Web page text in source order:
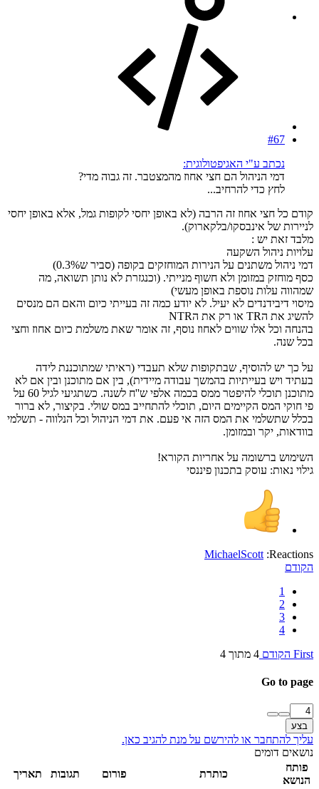
#67
נכתב ע"י האגיפטולוגית:
דמי הניהול הם חצי אחוז מהמצטבר. זה גבוה מדי?
לחץ כדי להרחיב...
קודם כל חצי אחוז זה הרבה (לא באופן יחסי לקופות גמל, אלא באופן יחסי
לניירות של אינבסקו/בלקארוק).
מלבד זאת יש :
עלויות ניהול השקעה
דמי ניהול משתנים על הנירות המוחזקים בקופה (סביר ש0.3%)
כסף מוחזק במזומן ולא חשוף מנייתי. (וכנגזרת לא נותן תשואה, מה
שמהווה עלות נוספת באופן מעשי)
מיסוי דיבידנדים לא יעיל. לא יודע כמה זה בעייתי כיום והאם הם מנסים
להשיג את הTR או רק את הNTR
בהנחה וכל אלו שווים לאחוז נוסף, זה אומר שאת משלמת כיום אחוז וחצי
בכל שנה.
על כך יש להוסיף, שבתקופות שלא תעבדי (ראיתי שמתוכננת לידה
בעתיד ויש בעייתיות בהמשך עבודה מיידית), בין אם מתוכנן ובין אם לא
מתוכנן תוכלי להיפטר ממס בכמה אלפי ש''ח לשנה. כשתגיעי לגיל 60 על
פי חוקי המס הקיימים היום, תוכלי להתחייב במס שולי. בקיצור, לא ברור
בכלל שתשלמי את המס הזה אי פעם. את דמי הניהול וכל הנלווה - תשלמי
בוודאות, יקר ובמזומן.
השימוש ברשומה על אחריות הקורא!
גילוי נאות: עוסק בתכנון פיננסי
Reactions:
MichaelScott
הקודם
1
2
3
4
First הקודם 4 מתוך 4
Go to page
בצע
עליך להתחבר או להירשם על מנת להגיב כאן.
נושאים דומים
פותח
הנושא
כותרת פורום תגובות תאריך